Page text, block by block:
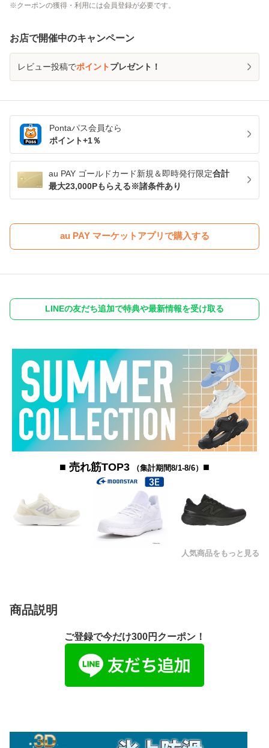
クーポンの獲得・利用には会員登録が必要です。
お店で開催中のキャンペーン
レビュー投稿でポイントプレゼント！
Pontaパス会員なら
ポイント+1％
au PAY ゴールドカード新規＆即時発行限定合計
最大23,000Pもらえる※諸条件あり
au PAY マーケットアプリで購入する
LINEの友だち追加で特典や最新情報を受け取る
■ 売れ筋TOP3 （集計期間8/1-8/6） ■
人気商品をもっと見る
商品説明
ご登録で今だけ300円クーポン！